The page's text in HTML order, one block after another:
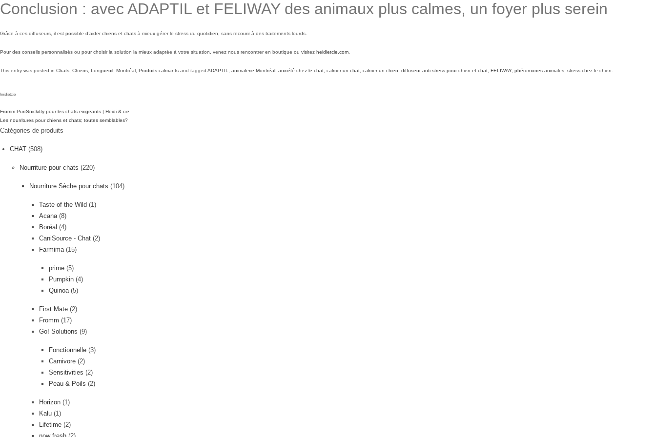
Conclusion : avec ADAPTIL et FELIWAY des animaux plus calmes, un foyer plus serein
Grâce à ces diffuseurs, il est possible d’aider chiens et chats à mieux gérer le stress du quotidien, sans recourir à des traitements lourds.
Pour des conseils personnalisés ou pour choisir la solution la mieux adaptée à votre situation, venez nous rencontrer en boutique ou visitez heidietcie.com
This entry was posted in Chats Chiens Longueuil Montréal Produits calmants and tagged ADAPTIL animalerie Montréal anxiété chez le chat calmer un chat calmer un chien diffuseur anti-stress pour chien et chat FELIWAY, phéromones animales stress chez le chien
heidietcie
Fromm PurrSnickitty pour les chats exigeants | Heidi & cie
Les nourritures pour chiens et chats; toutes semblables?
Catégories de produits
CHAT (508)
Nourriture pour chats (220)
Nourriture Sèche pour chats (104)
Taste of the Wild (1)
Acana (8)
Boréal (4)
CaniSource - Chat (2)
Farmima (15)
prime (5)
Pumpkin (4)
Quinoa (5)
First Mate (2)
Fromm (17)
Go! Solutions (9)
Fonctionnelle (3)
Carnivore (2)
Sensitivities (2)
Peau & Poils (2)
Horizon (1)
Kalu (1)
Lifetime (2)